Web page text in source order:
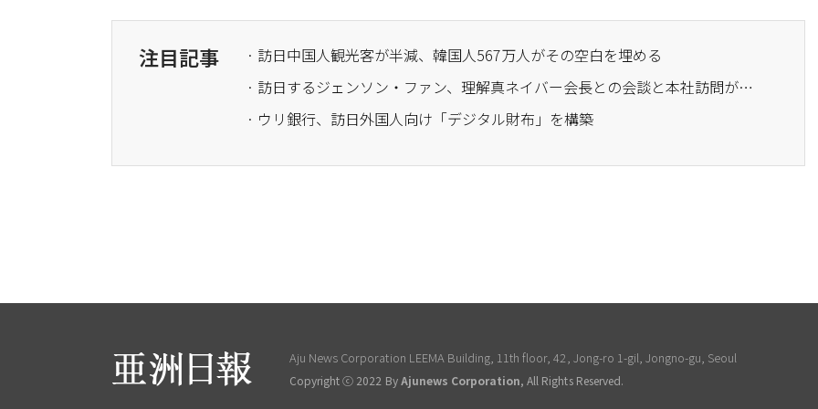
注目記事
· 訪日中国人観光客が半減、韓国人567万人がその空白を埋める
· 訪日するジェンソン・ファン、理解真ネイバー会長との会談と本社訪問が有力…AI協力に注目
· ウリ銀行、訪日外国人向け「デジタル財布」を構築
Aju News Corporation LEEMA Building, 11th floor, 42, Jong-ro 1-gil, Jongno-gu, Seoul
Copyright ⓒ 2022 ByAjunews Corporation, All Rights Reserved.